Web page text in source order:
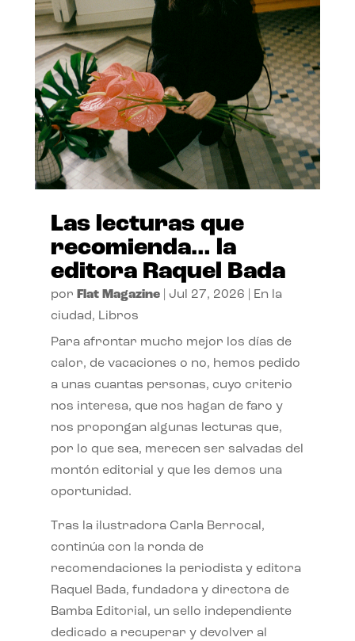
Las lecturas que
recomienda… la
editora Raquel Bada
por Flat Magazine| Jul 27, 2026
En la
ciudad, Libros
Para afrontar mucho mejor los días de
calor, de vacaciones o no, hemos pedido
a unas cuantas personas, cuyo criterio
nos interesa, que nos hagan de faro y
nos propongan algunas lecturas que,
por lo que sea, merecen ser salvadas del
montón editorial y que les demos una
oportunidad.
Tras la ilustradora Carla Berrocal,
continúa con la ronda de
recomendaciones la periodista y editora
Raquel Bada, fundadora y directora de
Bamba Editorial, un sello independiente
dedicado a recuperar y devolver al